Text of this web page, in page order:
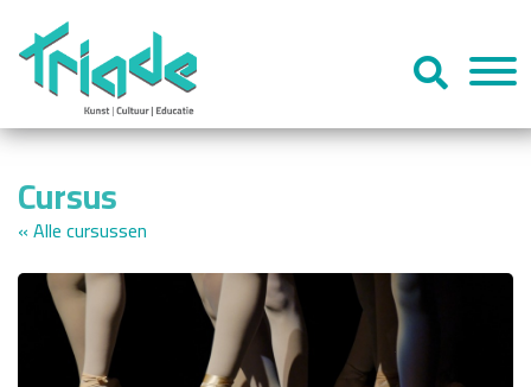
Cursus
« Alle cursussen